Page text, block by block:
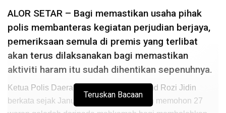
ALOR SETAR – Bagi memastikan usaha pihak
polis membanteras kegiatan perjudian berjaya,
pemeriksaan semula di premis yang terlibat
akan terus dilaksanakan bagi memastikan
aktiviti haram itu sudah dihentikan sepenuhnya.
Ketua Polis Daerah Kota Setar ACP Mohd Rozi Jidin
berkata sejak Januari lalu pihaknya telah memohon 27
Teruskan Bacaan